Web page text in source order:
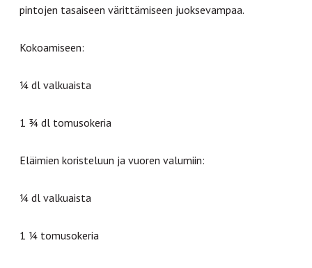
pintojen tasaiseen värittämiseen juoksevampaa.
Kokoamiseen:
¼ dl valkuaista
1 ¾ dl tomusokeria
Eläimien koristeluun ja vuoren valumiin:
¼ dl valkuaista
1 ¼ tomusokeria